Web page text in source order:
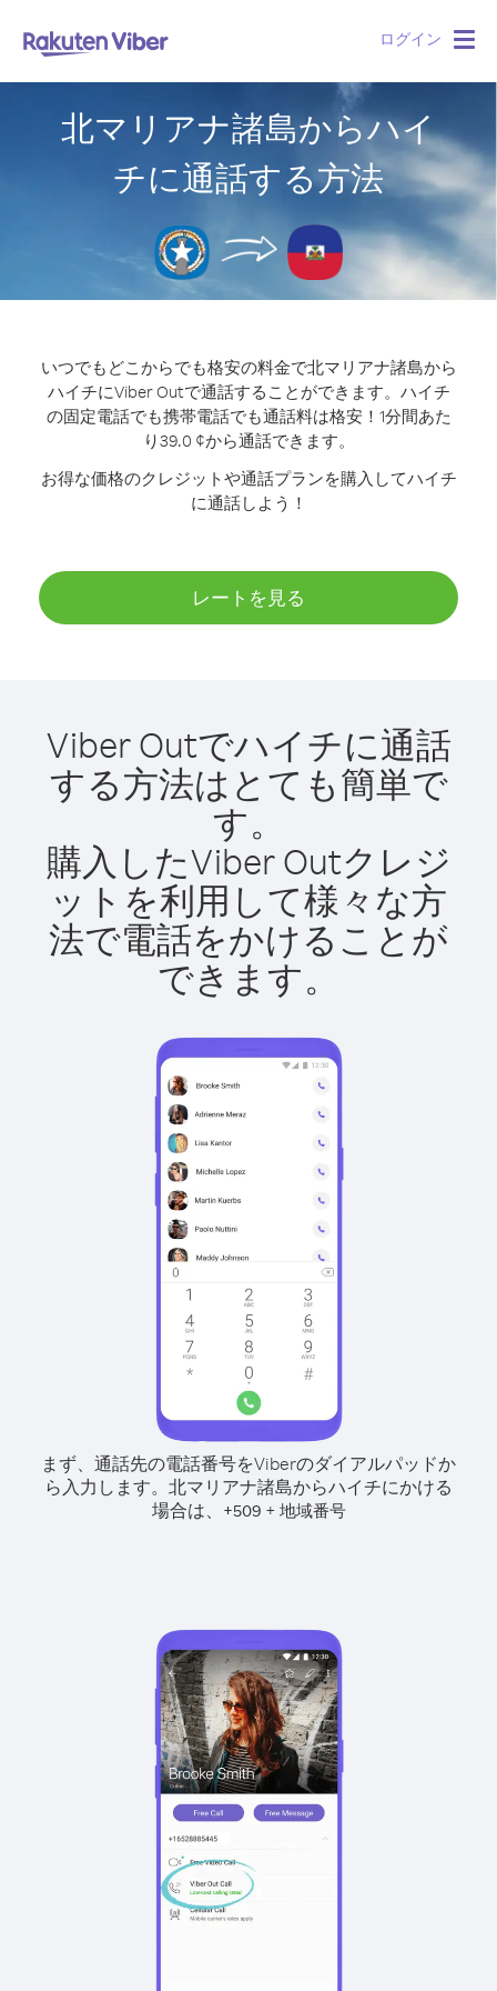
ログイン
北マリアナ諸島からハイ
チに通話する方法
いつでもどこからでも格安の料金で北マリアナ諸島から
ハイチにViber Outで通話することができます。 ハイチ
の固定電話でも携帯電話でも通話料は格安！1分間あた
り39.0 ¢から通話できます。
お得な価格のクレジットや通話プランを購入してハイチ
に通話しよう！
レートを見る
Viber Outでハイチに通話
する方法はとても簡単で
す。
購入したViber Outクレジ
ットを利用して様々な方
法で電話をかけることが
できます。
まず、通話先の電話番号をViberのダイアルパッドか
ら入力します。 北マリアナ諸島からハイチにかける
場合は、
+509 + 地域番号